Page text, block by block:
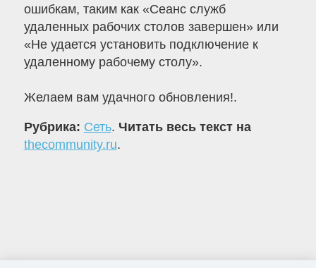
ошибкам, таким как «Сеанс служб
удаленных рабочих столов завершен» или
«Не удается установить подключение к
удаленному рабочему столу».
Желаем вам удачного обновления!.
Рубрика: Сеть. Читать весь текст на
thecommunity.ru.